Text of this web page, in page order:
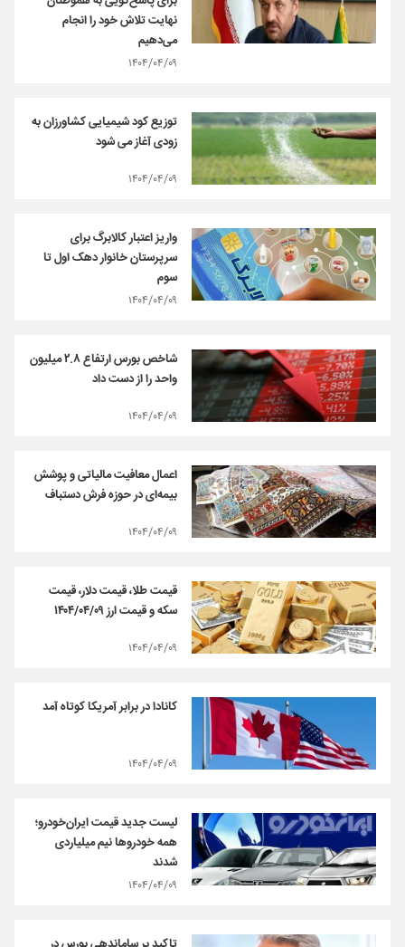
نهایت تلاش خود را انجام
می‌دهیم
۱۴۰۴/۰۴/۰۹
توزیع کود شیمیایی کشاورزان به
زودی آغاز می شود
۱۴۰۴/۰۴/۰۹
واریز اعتبار کالابرگ برای
سرپرستان خانوار دهک‌ اول تا
سوم
۱۴۰۴/۰۴/۰۹
شاخص بورس ارتفاع ۲.۸ میلیون
واحد را از دست داد
۱۴۰۴/۰۴/۰۹
اعمال معافیت‌ مالیاتی و پوشش‌
بیمه‌ای در حوزه فرش دستباف
۱۴۰۴/۰۴/۰۹
قیمت طلا، قیمت دلار، قیمت
سکه و قیمت ارز ۱۴۰۴/۰۴/۰۹
۱۴۰۴/۰۴/۰۹
کانادا در برابر آمریکا کوتاه آمد
۱۴۰۴/۰۴/۰۹
لیست جدید قیمت ایران‌خودرو؛
همه خودروها نیم میلیاردی
شدند
۱۴۰۴/۰۴/۰۹